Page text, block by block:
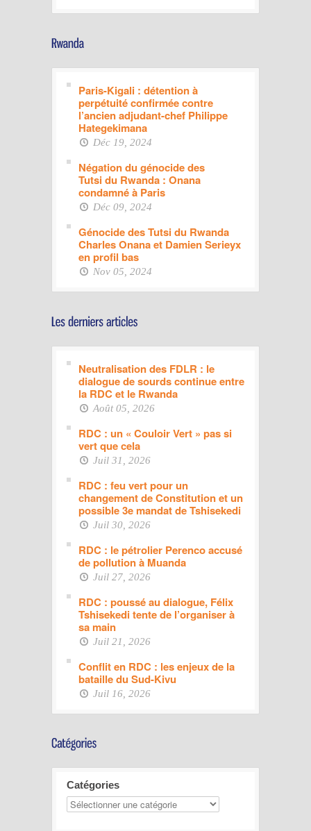
Paris-Kigali : détention à
perpétuité confirmée contre
l’ancien adjudant-chef Philippe
Hategekimana
Déc 19, 2024
Négation du génocide des
Tutsi du Rwanda : Onana
condamné à Paris
Déc 09, 2024
Génocide des Tutsi du Rwanda
Charles Onana et Damien Serieyx
en profil bas
Nov 05, 2024
Neutralisation des FDLR : le
dialogue de sourds continue entre
la RDC et le Rwanda
Août 05, 2026
RDC : un « Couloir Vert » pas si
vert que cela
Juil 31, 2026
RDC : feu vert pour un
changement de Constitution et un
possible 3e mandat de Tshisekedi
Juil 30, 2026
RDC : le pétrolier Perenco accusé
de pollution à Muanda
Juil 27, 2026
RDC : poussé au dialogue, Félix
Tshisekedi tente de l’organiser à
sa main
Juil 21, 2026
Conflit en RDC : les enjeux de la
bataille du Sud-Kivu
Juil 16, 2026
Catégories